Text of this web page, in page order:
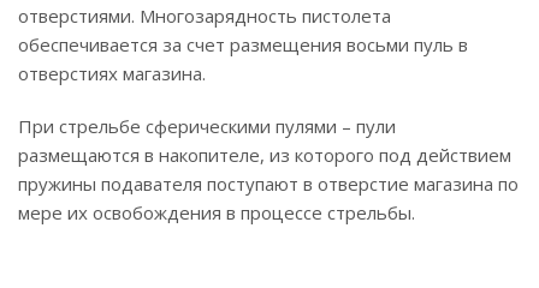
отверстиями. Многозарядность пистолета
обеспечивается за счет размещения восьми пуль в
отверстиях магазина.
При стрельбе сферическими пулями – пули
размещаются в накопителе, из которого под действием
пружины подавателя поступают в отверстие магазина по
мере их освобождения в процессе стрельбы.